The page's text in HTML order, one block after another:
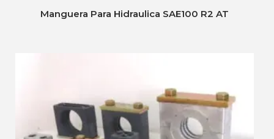
Manguera Para Hidraulica SAE100 R2 AT